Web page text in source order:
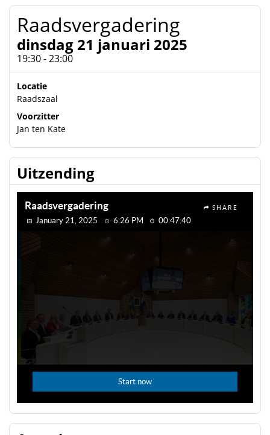
Raadsvergadering
dinsdag 21 januari 2025
19:30 - 23:00
Locatie
Raadszaal
Voorzitter
Jan ten Kate
Uitzending